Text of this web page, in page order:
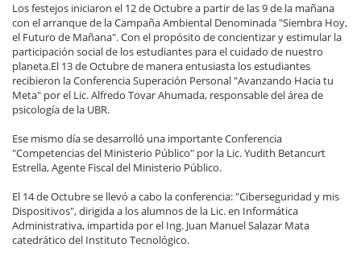
Los festejos iniciaron el 12 de Octubre a partir de las 9 de la mañana
con el arranque de la Campaña Ambiental Denominada "Siembra Hoy,
el Futuro de Mañana". Con el propósito de concientizar y estimular la
participación social de los estudiantes para el cuidado de nuestro
planeta.El 13 de Octubre de manera entusiasta los estudiantes
recibieron la Conferencia Superación Personal "Avanzando Hacia tu
Meta" por el Lic. Alfredo Tovar Ahumada, responsable del área de
psicología de la UBR.
Ese mismo día se desarrolló una importante Conferencia
"Competencias del Ministerio Público" por la Lic. Yudith Betancurt
Estrella, Agente Fiscal del Ministerio Público.
El 14 de Octubre se llevó a cabo la conferencia: "Ciberseguridad y mis
Dispositivos", dirigida a los alumnos de la Lic. en Informática
Administrativa, impartida por el Ing. Juan Manuel Salazar Mata
catedrático del Instituto Tecnológico.